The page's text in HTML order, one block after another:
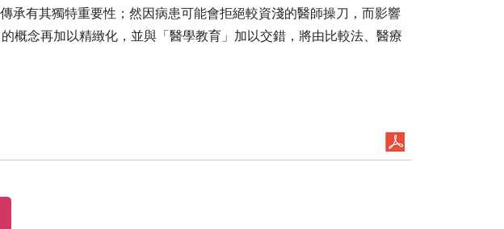
有其獨特重要性；然因病患可能會拒絕較資淺的醫師操刀，而影響
概念再加以精緻化，並與「醫學教育」加以交錯，將由比較法、醫療